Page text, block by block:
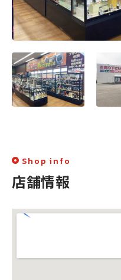
Shop info
店舗情報